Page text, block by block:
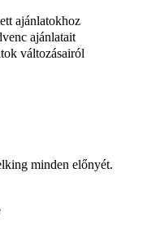
ajánlatokhoz
ajánlatait
változásairól
minden előnyét.
használ
a
érdekében. A
a Cookie